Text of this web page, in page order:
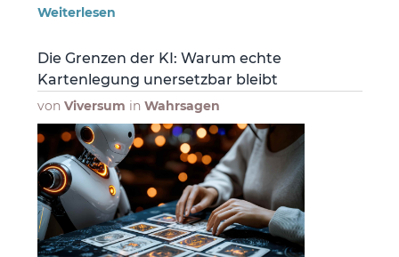
Weiterlesen
Die Grenzen der KI: Warum echte
Kartenlegung unersetzbar bleibt
von Viversum in Wahrsagen